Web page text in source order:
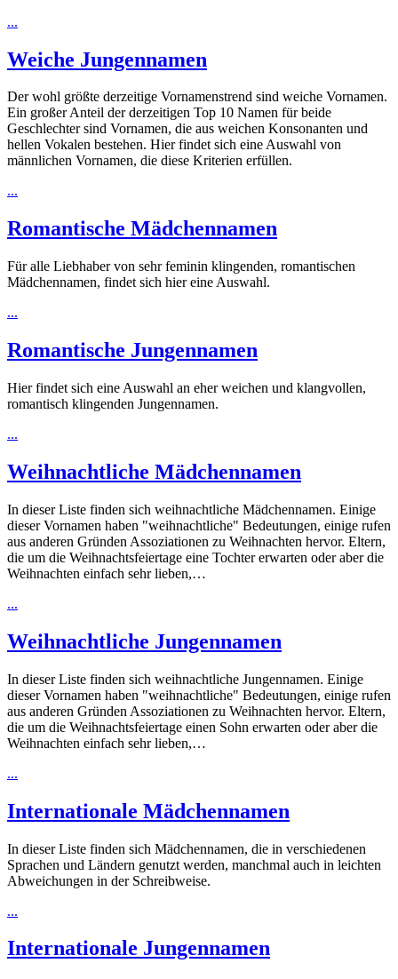
...
Weiche Jungennamen
Der wohl größte derzeitige Vornamenstrend sind weiche Vornamen.
Ein großer Anteil der derzeitigen Top 10 Namen für beide
Geschlechter sind Vornamen, die aus weichen Konsonanten und
hellen Vokalen bestehen. Hier findet sich eine Auswahl von
männlichen Vornamen, die diese Kriterien erfüllen.
...
Romantische Mädchennamen
Für alle Liebhaber von sehr feminin klingenden, romantischen
Mädchennamen, findet sich hier eine Auswahl.
...
Romantische Jungennamen
Hier findet sich eine Auswahl an eher weichen und klangvollen,
romantisch klingenden Jungennamen.
...
Weihnachtliche Mädchennamen
In dieser Liste finden sich weihnachtliche Mädchennamen. Einige
dieser Vornamen haben "weihnachtliche" Bedeutungen, einige rufen
aus anderen Gründen Assoziationen zu Weihnachten hervor. Eltern,
die um die Weihnachtsfeiertage eine Tochter erwarten oder aber die
Weihnachten einfach sehr lieben,…
...
Weihnachtliche Jungennamen
In dieser Liste finden sich weihnachtliche Jungennamen. Einige
dieser Vornamen haben "weihnachtliche" Bedeutungen, einige rufen
aus anderen Gründen Assoziationen zu Weihnachten hervor. Eltern,
die um die Weihnachtsfeiertage einen Sohn erwarten oder aber die
Weihnachten einfach sehr lieben,…
...
Internationale Mädchennamen
In dieser Liste finden sich Mädchennamen, die in verschiedenen
Sprachen und Ländern genutzt werden, manchmal auch in leichten
Abweichungen in der Schreibweise.
...
Internationale Jungennamen